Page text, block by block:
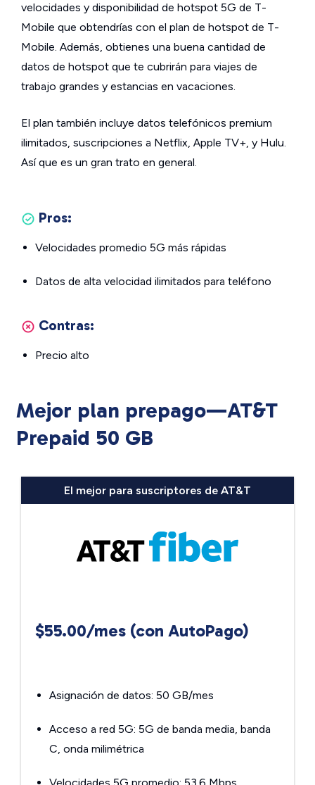
velocidades y disponibilidad de hotspot 5G de T-
Mobile que obtendrías con el plan de hotspot de T-
Mobile. Además, obtienes una buena cantidad de
datos de hotspot que te cubrirán para viajes de
trabajo grandes y estancias en vacaciones.
El plan también incluye datos telefónicos premium
ilimitados, suscripciones a Netflix, Apple TV+, y Hulu.
Así que es un gran trato en general.
Pros:
Velocidades promedio 5G más rápidas
Datos de alta velocidad ilimitados para teléfono
Contras:
Precio alto
Mejor plan prepago—AT&T
Prepaid 50 GB
El mejor para suscriptores de AT&T
$55.00/mes (con AutoPago)
Asignación de datos: 50 GB/mes
Acceso a red 5G: 5G de banda media, banda
C, onda milimétrica